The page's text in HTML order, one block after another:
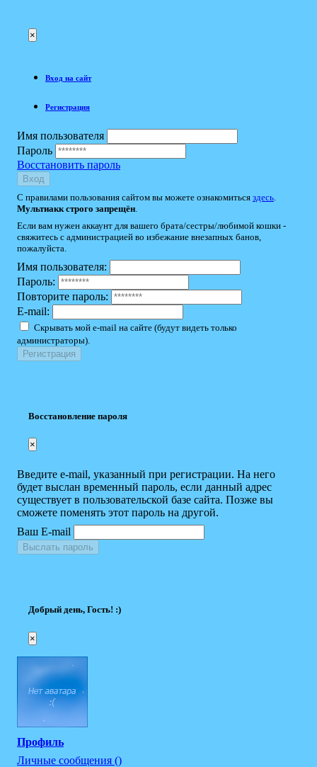
×
Вход на сайт
Регистрация
Имя пользователя
Пароль
Восстановить пароль
Вход
С правилами пользования сайтом вы можете ознакомиться здесь
Мультиакк строго запрещён
Если вам нужен аккаунт для вашего брата/сестры/любимой кошки -
свяжитесь с администрацией во избежание внезапных банов,
пожалуйста.
Имя пользователя:
Пароль:
Повторите пароль:
E-mail:
Скрывать мой e-mail на сайте (будут видеть только
администраторы).
Восстановление пароля
×
Введите e-mail, указанный при регистрации. На него
будет выслан временный пароль, если данный адрес
существует в пользовательской базе сайта. Позже вы
сможете поменять этот пароль на другой.
Ваш E-mail
Выслать пароль
Добрый день, Гость! :)
×
Профиль
Личные сообщения ()